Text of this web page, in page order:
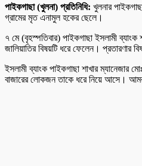
পাইকগাছা (খুলনা) প্রতিনিধি: খুলনার
গ্রামের মৃত এনামুল হকের ছেলে।
৭ মে (বৃহস্পতিবার) পাইকগাছা ইসলামী
জালিয়াতির বিষয়টি ধরে ফেলেন।
ইসলামী ব্যাংক পাইকগাছা শাখার ম্যানেজার
বাজারের লোকজন তাকে ধরে নিয়ে আসে।